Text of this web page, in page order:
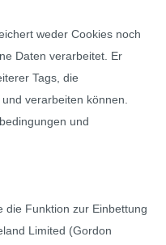
weder Cookies noch
Daten verarbeitet. Er
Tags, die
verarbeiten können.
und
die Funktion zur Einbettung
Limited (Gordon